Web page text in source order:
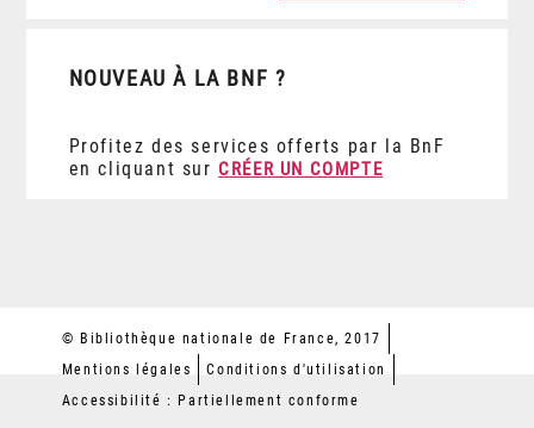
NOUVEAU À LA BNF ?
Profitez des services offerts par la BnF
en cliquant sur CRÉER UN COMPTE
© Bibliothèque nationale de France, 2017
Mentions légales
Conditions d'utilisation
Accessibilité : Partiellement conforme